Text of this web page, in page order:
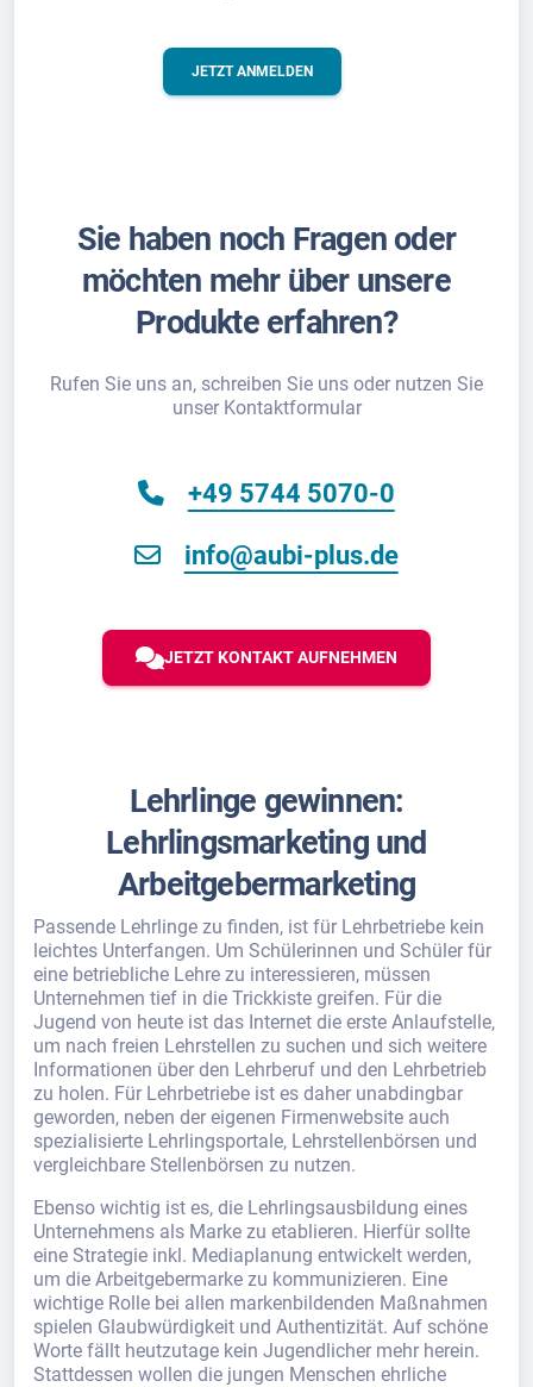
JETZT ANMELDEN
Sie haben noch Fragen oder
möchten mehr über unsere
Produkte erfahren?
Rufen Sie uns an, schreiben Sie uns oder nutzen Sie
unser Kontaktformular
+49 5744 5070-0
info@aubi-plus.de
JETZT KONTAKT AUFNEHMEN
Lehrlinge gewinnen:
Lehrlingsmarketing und
Arbeitgebermarketing
Passende Lehrlinge zu finden, ist für Lehrbetriebe kein
leichtes Unterfangen. Um Schülerinnen und Schüler für
eine betriebliche Lehre zu interessieren, müssen
Unternehmen tief in die Trickkiste greifen. Für die
Jugend von heute ist das Internet die erste Anlaufstelle,
um nach freien Lehrstellen zu suchen und sich weitere
Informationen über den Lehrberuf und den Lehrbetrieb
zu holen. Für Lehrbetriebe ist es daher unabdingbar
geworden, neben der eigenen Firmenwebsite auch
spezialisierte Lehrlingsportale, Lehrstellenbörsen und
vergleichbare Stellenbörsen zu nutzen.
Ebenso wichtig ist es, die Lehrlingsausbildung eines
Unternehmens als Marke zu etablieren. Hierfür sollte
eine Strategie inkl. Mediaplanung entwickelt werden,
um die Arbeitgebermarke zu kommunizieren. Eine
wichtige Rolle bei allen markenbildenden Maßnahmen
spielen Glaubwürdigkeit und Authentizität. Auf schöne
Worte fällt heutzutage kein Jugendlicher mehr herein.
Stattdessen wollen die jungen Menschen ehrliche